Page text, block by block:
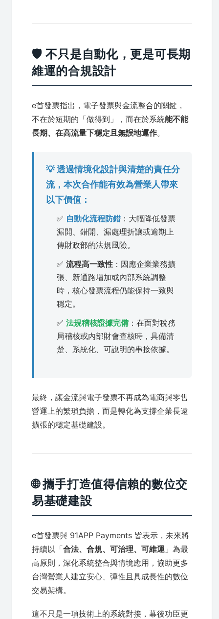
🛡️ 不只是自動化，更是可長期
維運的合規設計
e首發票指出，電子發票與金流整合的關鍵，
不在於短期的「做得到」，而在於系統能不能
長期、在高流量下穩定且無誤地運作。
💡 透過情境化設計與清楚的責任分
流，本次合作能有效為營業人帶來
以下價值：
✅ 自動化流程防錯：大幅降低發票
漏開、錯開、漏處理折讓或逾期上
傳財政部的法規風險。
✅ 流程高一致性 ：因應企業業務擴
張、新通路增加或內部系統調整
時，核心發票流程仍能保持一致與
穩定。
✅ 法規稽核證據完備 ：在面對稅務
局稽核或內部財會查核時，具備清
楚、系統化、可說明的串接依據。
最終，讓金流與電子發票不再成為電商與零售
營運上的繁瑣負擔，而是轉化為支撐企業長遠
擴張的穩定基礎建設。
🌐 攜手打造值得信賴的數位交
易基礎建設
e首發票與 91APP Payments 皆表示，未來將
持續以「合法、合規、可治理、可維運 」為最
高原則，深化系統整合與情境應用，協助更多
台灣營業人建立安心、彈性且具成長性的數位
交易架構。
這不只是一項技術上的系統對接，幕後功臣更